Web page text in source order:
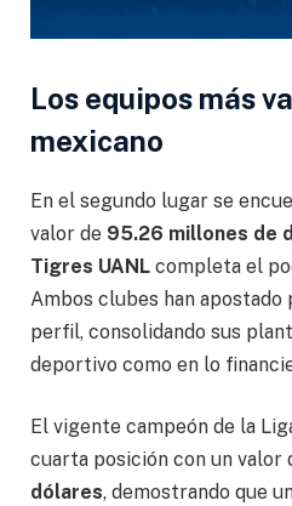
Los equipos más
mexicano
En el segundo lugar se
valor de 95.26 millones de
Tigres UANL completa el
Ambos clubes han apostado
perfil, consolidando sus
deportivo como en lo
El vigente campeón de la
cuarta posición con un valor
dólares, demostrando que